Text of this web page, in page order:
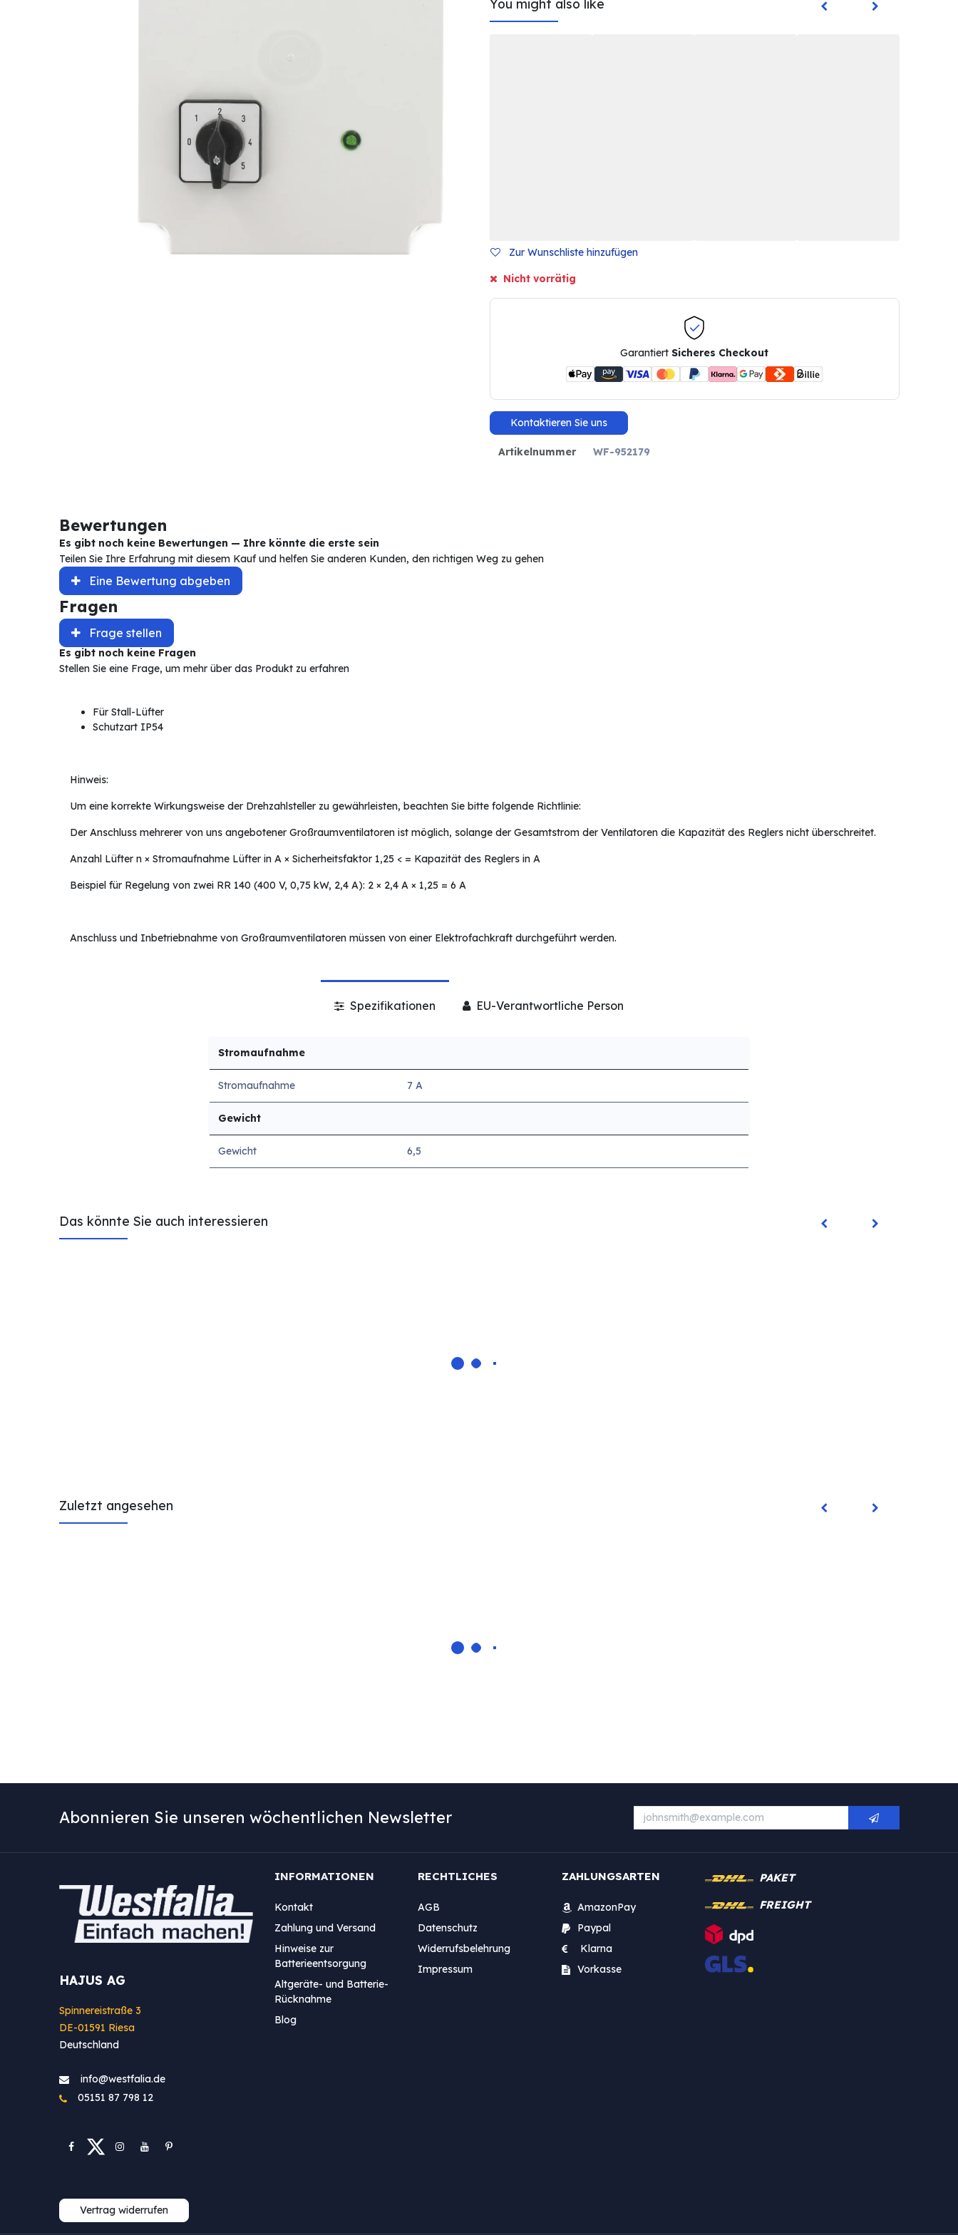
You might also like
Zur Wunschliste hinzufügen
Nicht vorrätig
GarantiertSicheres Checkout
Kontaktieren Sie uns
Artikelnummer WF-952179
Bewertungen
Es gibt noch keine Bewertungen — Ihre könnte die erste sein
Teilen Sie Ihre Erfahrung mit diesem Kauf und helfen Sie anderen Kunden, den richtigen Weg zu gehen
Eine Bewertung abgeben
Fragen
Frage stellen
Es gibt noch keine Fragen
Stellen Sie eine Frage, um mehr über das Produkt zu erfahren
Für Stall-Lüfter
Schutzart IP54
Hinweis:
Um eine korrekte Wirkungsweise der Drehzahlsteller zu gewährleisten, beachten Sie bitte folgende Richtlinie:
Der Anschluss mehrerer von uns angebotener Großraumventilatoren ist möglich, solange der Gesamtstrom der Ventilatoren die Kapazität des Reglers nicht überschreitet.
Anzahl Lüfter n × Stromaufnahme Lüfter in A × Sicherheitsfaktor 1,25 < = Kapazität des Reglers in A
Beispiel für Regelung von zwei RR 140 (400 V, 0,75 kW, 2,4 A): 2 × 2,4 A × 1,25 = 6 A
Anschluss und Inbetriebnahme von Großraumventilatoren müssen von einer Elektrofachkraft durchgeführt werden.
Spezifikationen EU-Verantwortliche Person
Stromaufnahme
Stromaufnahme 7 A
Gewicht
Gewicht 6,5
Das könnte Sie auch interessieren
Zuletzt angesehen
Abonnieren Sie unseren wöchentlichen Newsletter
HAJUS AG
Spinnereistraße 3
DE-01591 Riesa
Deutschland
info@westfa​lia.de
05151 87 798 12
INFORMATIONEN
Kontakt
Zahlung und Versand
Hinweise zur
Batterieentsorgung
Altgeräte- und Batterie-
Rücknahme
Blog
RECHTLICHES
AGB
Datenschutz
Widerrufsbelehrung
Impressum
ZAHLUNGSARTEN
AmazonPay
Paypal
Klarna
Vorkasse
PAKET
FREIGHT
Vertrag widerrufen